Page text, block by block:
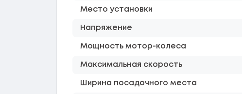
Место установки
Напряжение
Мощность мотор-колеса
Максимальная скорость
Ширина посадочного места